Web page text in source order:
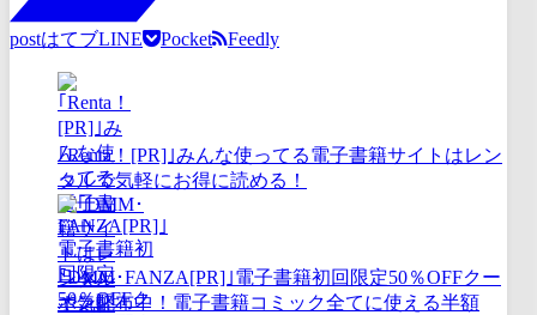
postはてブLINE Pocket Feedly
｢Renta！[PR]｣みんな使ってる電子書籍サイトはレン
タルで気軽にお得に読める！
｢DMM･FANZA[PR]｣電子書籍初回限定50％OFFクー
ポン配布中！電子書籍コミック全てに使える半額